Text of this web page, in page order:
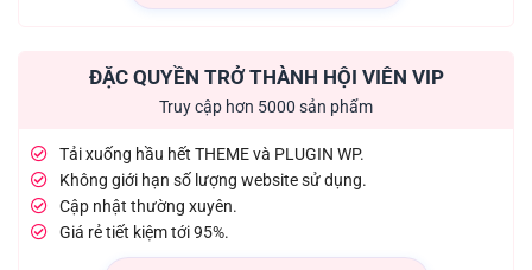
ĐẶC QUYỀN TRỞ THÀNH HỘI VIÊN VIP
Truy cập hơn 5000 sản phẩm
Tải xuống hầu hết THEME và PLUGIN WP.
Không giới hạn số lượng website sử dụng.
Cập nhật thường xuyên.
Giá rẻ tiết kiệm tới 95%.